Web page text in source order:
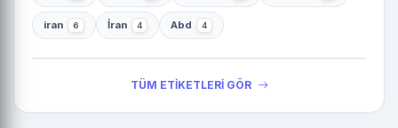
iran 6 İran 4 Abd 4
TÜM ETİKETLERİ GÖR